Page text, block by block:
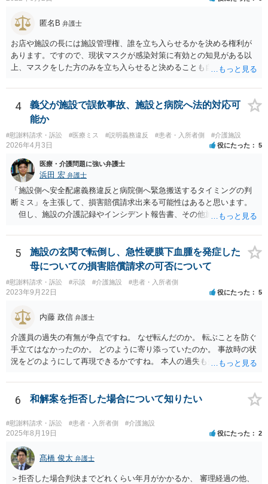
匿名B 弁護士
お店や施設の長には施設管理権、誰を立ち入らせるかを決める権利が
あります。ですので、現状マスクが感染対策に有効との知見がある以
上、マスクをした方のみを立ち入らせると決めることも自由であり、
など公益的な側面のある業種ですと、公衆浴場法など各種業法で定め
られた理由以外での利用拒否は禁止されていますし、公の施設でもマ
スクなしだけでの利用拒否は問題となりえますが、民間のお店に対し
ては慰謝料の請求は認められないと考えられます。
4
義父が施設で誤飲事故、施設と病院へ法的対応可
能か
#慰謝料請求・訴訟 #医療ミス #説明義務違反 #患者・入所者側 #介護施設
2026年4月3日 役にたった 5
医療・介護問題に強い弁護士
浜田 宏 弁護士
「施設側へ安全配慮義務違反と病院側へ緊急搬送するタイミングの判
断ミス」を主張して、損害賠償請求出来る可能性はあると思います。
但し、施設の介護記録やインシデント報告書、その他施設内で作成
れているのであれば消防の記録等を調査してみなければ、裁判で勝て
る可能性があるかどうかまでは判断できません。これはどの介護事
故・医療事故でも同様です。 一度弁護士にご相談の上、まずは調査
事件として依頼された方が良いと思います。
5
施設の玄関で転倒し、急性硬膜下血腫を発症した
母についての損害賠償請求の可否について
#慰謝料請求・訴訟 #示談 #介護施設 #患者・入所者側
2023年9月22日 役にたった 5
内藤 政信 弁護士
介護員の過失の有無が争点ですね。 なぜ転んだのか。 転ぶことを防ぐ
手立てはなかったのか。 どのように寄り添っていたのか。 事故時の状
況をどのようにして再現できるかですね。 本人の過失も多分に影響す
6 和解案を拒否した場合について知りたい
#慰謝料請求・訴訟 #患者・入所者側 #介護施設
2025年8月19日 役にたった 2
髙橋 俊太 弁護士
＞拒否した場合判決までどれくらい年月がかかるか、 審理経過の他、